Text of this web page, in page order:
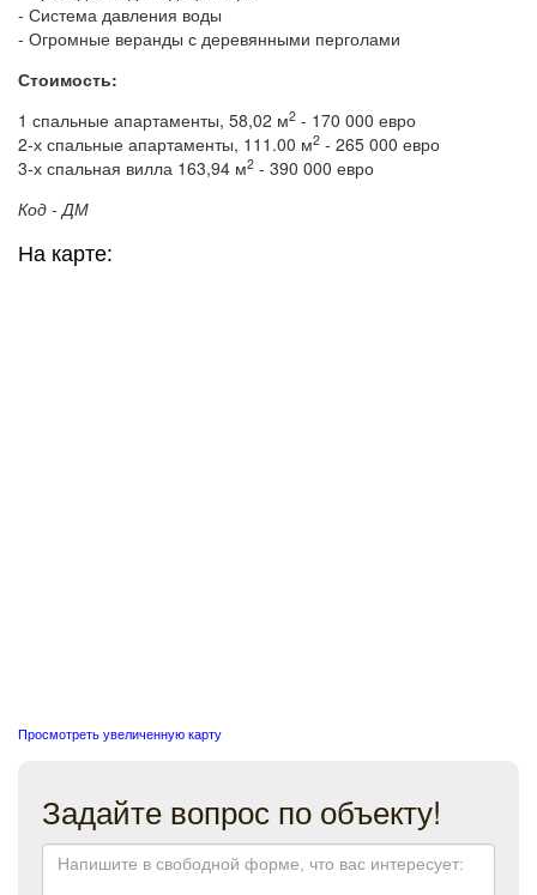
- Система давления воды
- Огромные веранды с деревянными перголами
Стоимость:
1 спальные апартаменты, 58,02 м2 - 170 000 евро
2-х спальные апартаменты, 111.00 м2 - 265 000 евро
3-х спальная вилла 163,94 м2 - 390 000 евро
Код - ДМ
На карте:
Просмотреть увеличенную карту
Задайте вопрос по объекту!